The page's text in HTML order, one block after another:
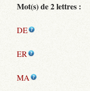
Mot(s) de 2 lettres :
DE
ER
MA